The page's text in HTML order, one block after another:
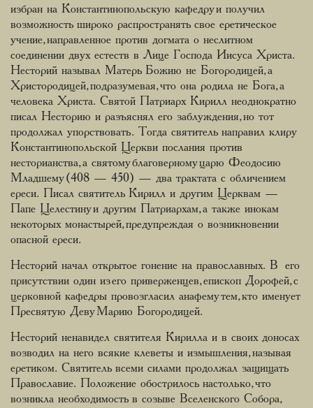
избран на Константинопольскую кафедру и получил
возможность широко распространять свое еретическое
учение, направленное против догмата о неслитном
соединении двух естеств в Лице Господа Иисуса Христа.
Несторий называл Матерь Божию не Богородицей, а
Христородицей, подразумевая, что она родила не Бога, а
человека Христа. Святой Патриарх Кирилл неоднократно
писал Несторию и разъяснял его заблуждения, но тот
продолжал упорствовать. Тогда святитель направил клиру
Константинопольской Церкви послания против
несторианства, а святому благоверному царю Феодосию
Младшему (408 — 450) — два трактата с обличением
ереси. Писал святитель Кирилл и другим Церквам —
Папе Целестину и другим Патриархам, а также инокам
некоторых монастырей, предупреждая о возникновении
опасной ереси.
Несторий начал открытое гонение на православных. В его
присутствии один из его приверженцев, епископ Дорофей, с
церковной кафедры провозгласил анафему тем, кто именует
Пресвятую Деву Марию Богородицей.
Несторий ненавидел святителя Кирилла и в своих доносах
возводил на него всякие клеветы и измышления, называя
еретиком. Святитель всеми силами продолжал защищать
Православие. Положение обострилось настолько, что
возникла необходимость в созыве Вселенского Собора,